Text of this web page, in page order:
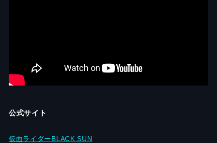
公式サイト
仮面ライダーBLACK SUN